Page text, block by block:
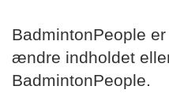
BadmintonPeople
ændre indholdet
BadmintonPeople.